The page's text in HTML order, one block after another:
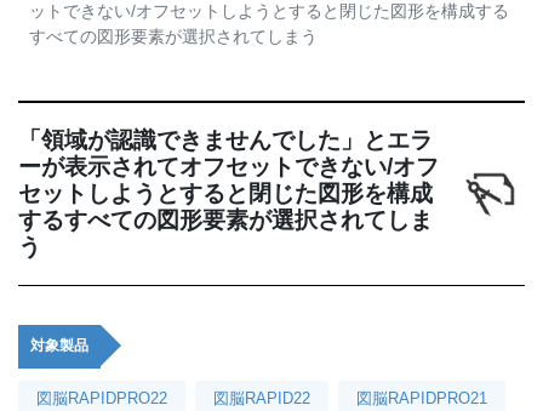
ットできない/オフセットしようとすると閉じた図形を構成する
すべての図形要素が選択されてしまう
「領域が認識できませんでした」とエラ
ーが表示されてオフセットできない/オフ
セットしようとすると閉じた図形を構成
するすべての図形要素が選択されてしま
う
対象製品
図脳RAPIDPRO22 図脳RAPID22 図脳RAPIDPRO21